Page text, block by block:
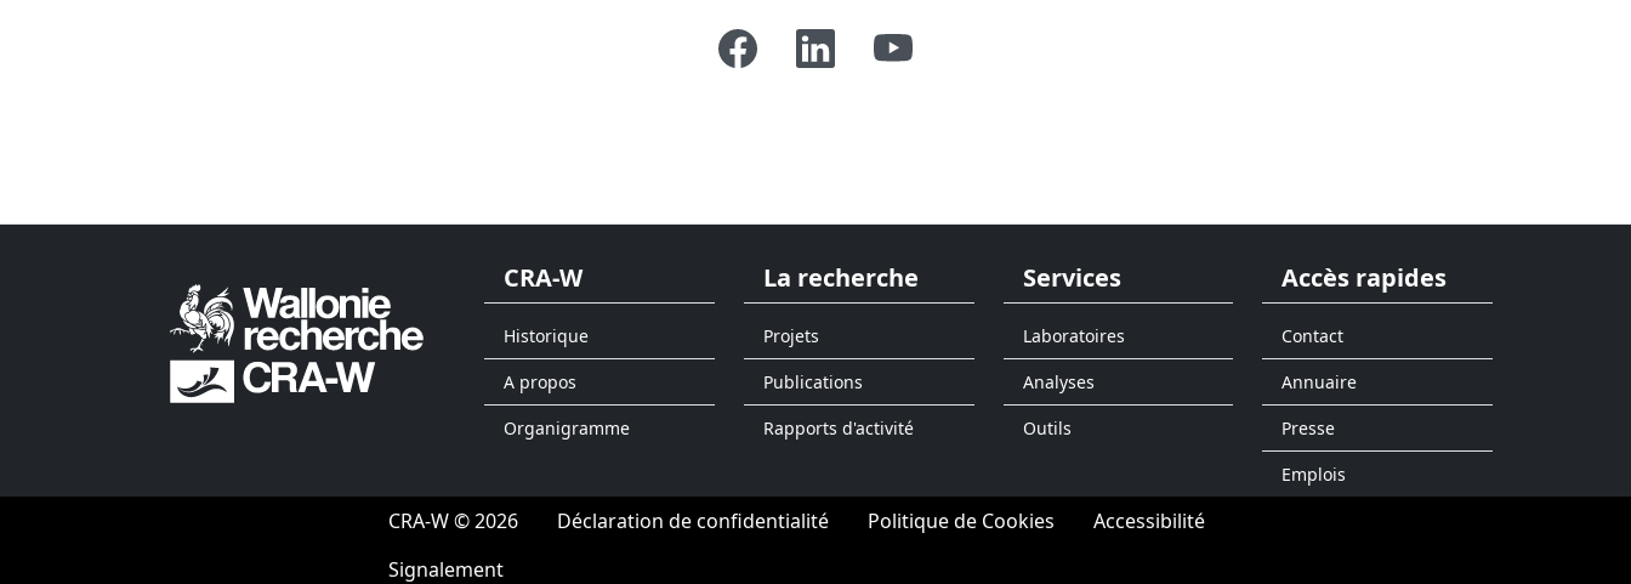
CRA-W
Historique
A propos
Organigramme
La recherche
Projets
Publications
Rapports d'activité
Services
Laboratoires
Analyses
Outils
Accès rapides
Contact
Annuaire
Presse
Emplois
CRA-W © 2026 Déclaration de confidentialité Politique de Cookies
Accessibilité
Signalement